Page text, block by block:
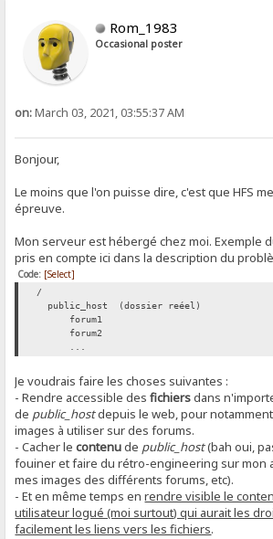
Rom_1983
Occasional poster
on:March 03, 2021, 03:55:37 AM
Bonjour,
Le moins que l'on puisse dire, c'est que HFS
épreuve.
Mon serveur est hébergé chez moi. Exemple
pris en compte ici dans la description du
Code: [Select]
/
public_host (dossier reéel)
forum1
forum2
Je voudrais faire les choses suivantes :
- Rendre accessible desfichiersdans
de public_hostdepuis le web, pour
images à utiliser sur des forums.
- Cacher lecontenude public_host(bah oui,
fouiner et faire du rétro-engineering sur mon
mes images des différents forums, etc).
- Et en même temps enrendre visible le
utilisateur logué (moi surtout) qui aurait les
facilement les liens vers les fichiers.